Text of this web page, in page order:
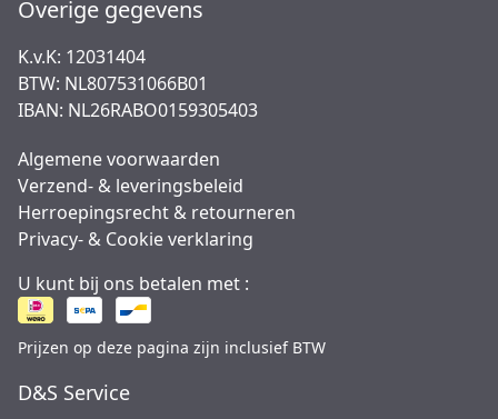
Overige gegevens
K.v.K: 12031404
BTW: NL807531066B01
IBAN: NL26RABO0159305403
Algemene voorwaarden
Verzend- & leveringsbeleid
Herroepingsrecht & retourneren
Privacy- & Cookie verklaring
U kunt bij ons betalen met :
Prijzen op deze pagina zijn inclusief BTW
D&S Service